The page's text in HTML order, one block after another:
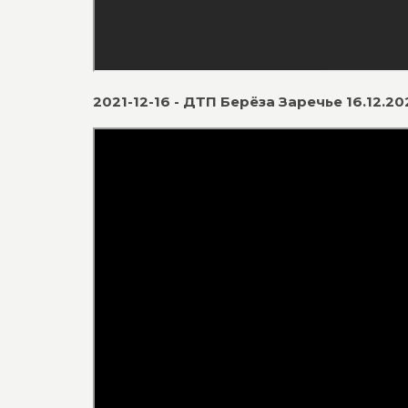
2021-12-16 - ДТП Берёза Заречье